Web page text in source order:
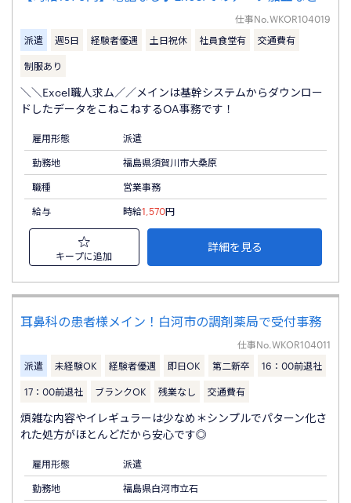
仕事No.WKOR104019
派遣
週5日 経験者優遇 土日祝休 社員食堂有 交通費有
制服あり
＼＼Excel職人求ム／／メインは基幹システムからダウンロー
ドしたデータをこねこねするOA事務です！
雇用形態 派遣
勤務地 福島県須賀川市大桑原
職種 営業事務
給与 時給1,570円
キープに追加
詳細を見る
耳鼻科の患者様メイン！白河市の調剤薬局で受付事務
仕事No.WKOR104011
派遣
未経験OK 経験者優遇 即日OK 第二新卒 16：00前退社
17：00前退社 ブランクOK 残業なし 交通費有
煩雑な内容やイレギュラーは少なめ＊シンプルでパターン化さ
れた処方がほとんどだから安心です◎
雇用形態 派遣
勤務地 福島県白河市立石